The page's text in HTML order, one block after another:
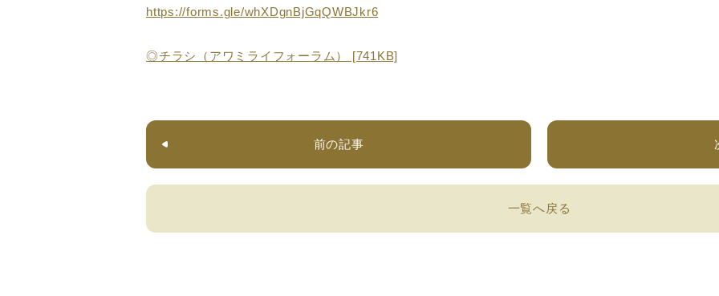
https://forms.gle/whXDgnBjGqQWBJkr6
◎チラシ（アワミライフォーラム） [741KB]
前の記事
一覧へ戻る